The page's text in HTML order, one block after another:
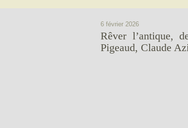
6 février 2026
Rêver l’antique,
Pigeaud, Claude